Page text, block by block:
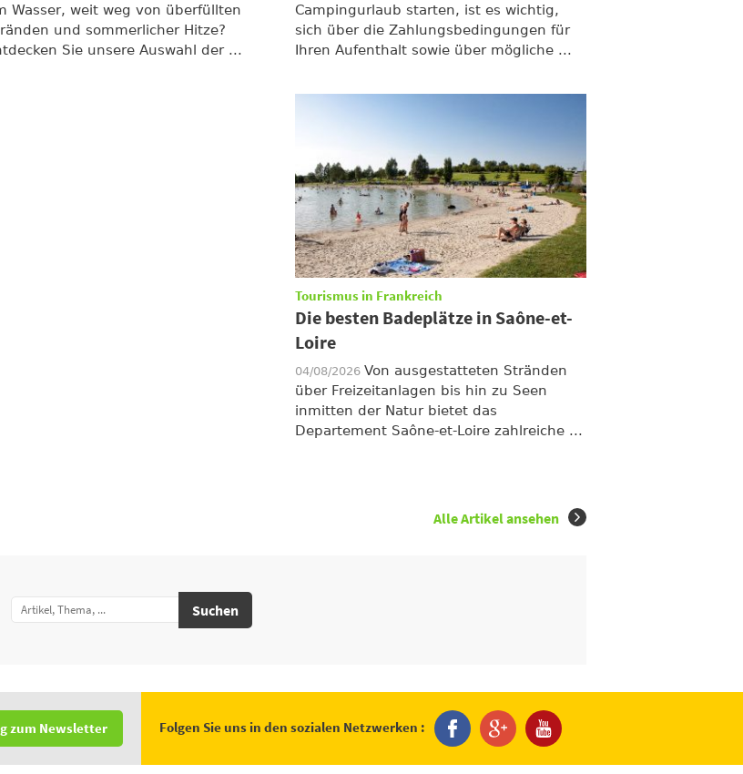
Wasser, weit weg von überfüllten
und sommerlicher Hitze?
Sie unsere Auswahl der ...
Campingurlaub starten, ist es wichtig,
sich über die Zahlungsbedingungen für
Ihren Aufenthalt sowie über mögliche ...
Tourismus in Frankreich
Die besten Badeplätze in Saône-et-
Loire
04/08/2026 Von ausgestatteten Stränden
über Freizeitanlagen bis hin zu Seen
inmitten der Natur bietet das
Departement Saône-et-Loire zahlreiche ...
Alle Artikel ansehen
Suchen
zum Newsletter Folgen Sie uns in den sozialen Netzwerken :